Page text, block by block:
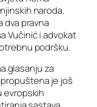
naroda.
dva pravna
Vučinić i advokat
podršku.
glasanju za
je još
evropskih